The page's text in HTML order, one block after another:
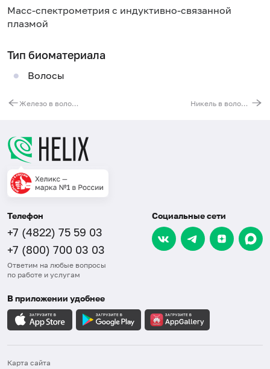
Масс-спектрометрия с индуктивно-связанной
плазмой
Тип биоматериала
Волосы
Железо в волосах Никель в волосах
Телефон
+7 (4822) 75 59 03
+7 (800) 700 03 03
Ответим на любые вопросы
по работе и услугам
Социальные сети
В приложении удобнее
Карта сайта